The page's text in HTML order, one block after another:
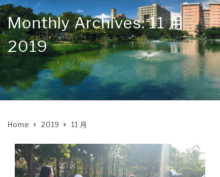
Monthly Archives: 11 月
2019
Home 2019 11 月